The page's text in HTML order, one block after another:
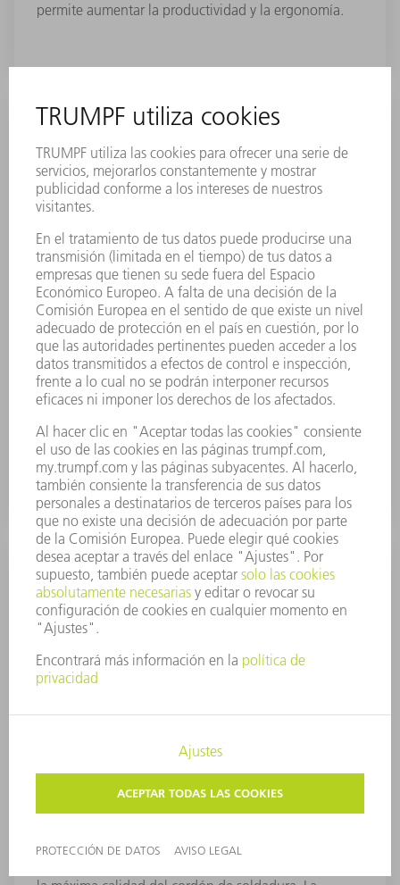
permite aumentar la productividad y la ergonomía.
Mesas desplazables
Para facilitar la carga y descarga de componentes
desplazar las mesas de manera manual o automática,
a elección.
BrightLine Weld
Con la opción BrightLine Weld, benefíciese de una